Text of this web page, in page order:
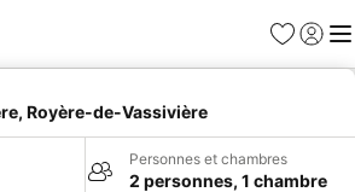
Favoris
Se
Royère-de-Vassivière
Personnes et chambres
2 personnes, 1 chambre